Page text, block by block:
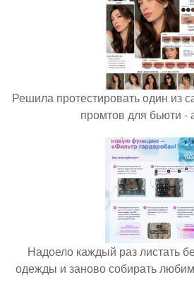
Решила протестировать один из
промтов для бьюти -
Надоело каждый раз листать
одежды и заново собирать